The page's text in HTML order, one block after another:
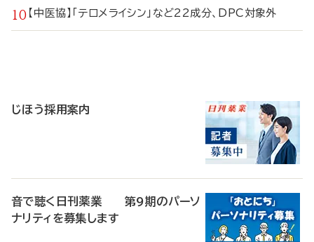
【中医協】「テロメライシン」など22成分、DPC対象外
じほう採用案内
音で聴く日刊薬業 第9期のパーソ
ナリティを募集します